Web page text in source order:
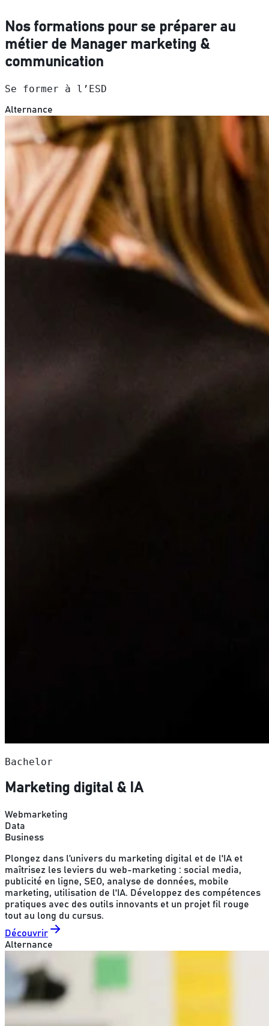
Nos formations pour se préparer au
métier de Manager marketing &
communication
Se former à l’ESD
Alternance
Bachelor
Marketing digital & IA
Webmarketing
Data
Business
Plongez dans l’univers du marketing digital et de l'IA et
maîtrisez les leviers du web-marketing : social media,
publicité en ligne, SEO, analyse de données, mobile
marketing, utilisation de l'IA. Développez des compétences
pratiques avec des outils innovants et un projet fil rouge
tout au long du cursus.
Découvrir